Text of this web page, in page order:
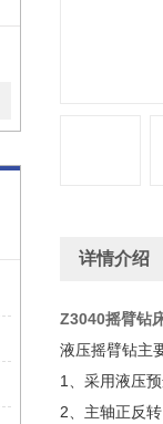
详情介绍
Z3040摇臂钻
液压摇臂钻主
1、采用液压
2、主轴正反